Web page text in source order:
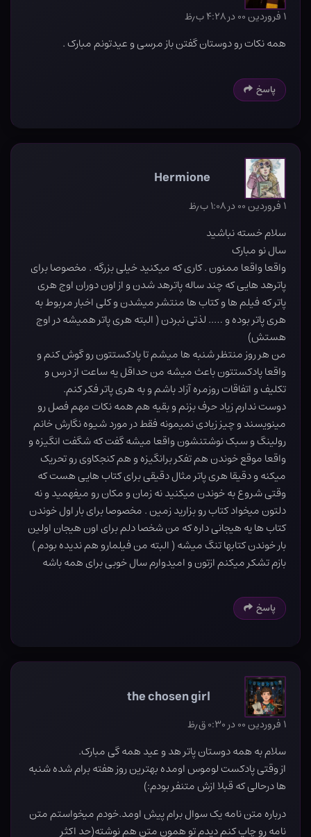
۱ فروردین ۰۰ در ۴:۲۸ ب٫ظ
همه نکات رو دوستان گفتن باز مرسی و عیدتونم مبارک .
پاسخ
Hermione
۱ فروردین ۰۰ در ۱:۰۸ ب٫ظ
سلام خسته نباشید
سال نو مبارک
واقعا واقعا ممنون . کاری که میکنید خیلی بزرگه . مخصوصا برای
پاترهد هایی که چند ساله پاترهد شدن و از اون دوران اوج هری
پاتر که فیلم ها و کتاب ها منتشر میشدن و کلی اخبار مربوط به
هری پاتر بوده و ….. لذتی نبردن ( البته هری پاتر همیشه در اوج
هستش)
من هر روز منتظر شنبه ها میشم تا پادکستتون رو گوش کنم و
واقعا پادکستتون باعث میشه من حداقل یه ساعت از درس و
تکلیف و اتفاقات روزمره آزاد باشم و به هری پاتر فکر کنم.
دوست ندارم زیاد حرف بزنم و بقیه هم همه نکات مهم فصل رو
مینویسند و چیز زیادی نمیمونه فقط در مورد شیوه نگارش خانم
رولینگ و سبک نوشتنشون واقعا میشه گفت که شگفت انگیزه و
واقعا موقع خوندن هم تفکر برانگیزه و هم کنجکاوی رو تحریک
میکنه و دقیقا هری پاتر مثال دقیقی برای کتاب هایی هست که
وقتی شروع به خوندن میکنید نه زمان و مکان رو میفهمید و نه
دلتون میخواد کتاب رو بزارید زمین . مخصوصا برای بار اول خوندن
کتاب ها یه هیجانی داره که من شخصا دلم برای اون هیجان اولین
بار خوندن کتابها تنگ میشه ( البته من فیلمارو هم ندیده بودم )
بازم تشکر میکنم ازتون و امیدوارم سال خوبی برای همه باشه
پاسخ
the chosen girl
۱ فروردین ۰۰ در ۰:۳۰ ق٫ظ
سلام به همه دوستان پاتر هد و عید همه گی مبارک.
از وقتی پادکست لوموس اومده بهترین روز هفته برام شده شنبه
ها درحالی که قبلا ازش متنفر بودم:)
درباره متن نامه یک سوال برام پیش اومد.خودم میخواستم متن
نامه رو چاپ کنم دیدم تو همون متن هم نوشته(حد اکثر